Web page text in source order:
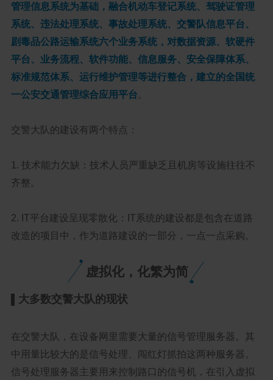
管理信息系统为基础，融合机动车登记系统、驾驶证管理
系统、违法处理系统、事故处理系统、交警队信息平台、
剧毒品公路运输系统六个业务系统，对数据资源、软硬件
平台、业务流程、软件功能、信息服务、安全保障体系、
标准规范体系、运行维护管理等进行整合，建立的全国统
一公安交通管理综合应用平台
交警大队的建设有两个特点：
1. 技术能力欠缺：技术人员严重缺乏且机房等设施往往不
齐整。
2. IT平台建设呈现零散化：IT系统的建设都是包含在道路
改造的项目中，作为道路建设的一部分，一点一点采购。
虚拟化，化繁为简
大多数交警大队的现状
在交警大队，在设备网里需要大量的信号管理服务器。其
中用量比较大的是信号处理、闯红灯抓拍这两种服务器。
信号处理服务器主要用来控制路口的信号机，在引入虚拟